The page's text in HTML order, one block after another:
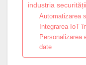
industria
Automatizarea
Integrarea IoT
Personalizarea
date